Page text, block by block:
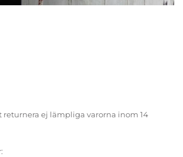
returnera ej lämpliga varorna inom 14